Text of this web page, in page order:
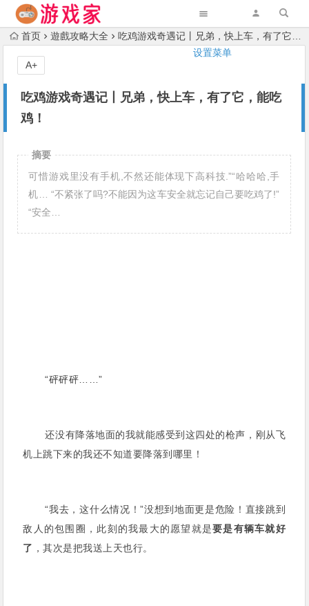
设置菜单
首页 遊戲攻略大全 吃鸡游戏奇遇记丨兄弟，快上车，有了它，能吃鸡！
吃鸡游戏奇遇记丨兄弟，快上车，有了它，能吃
鸡！
A+
摘要
可惜游戏里没有手机,不然还能体现下高科技.”“哈哈哈,手
机… “不紧张了吗?不能因为这车安全就忘记自己要吃鸡了!”
“安全…
“砰砰砰……”
还没有降落地面的我就能感受到这四处的枪声，刚从飞
机上跳下来的我还不知道要降落到哪里！
“我去，这什么情况！”没想到地面更是危险！直接跳到
敌人的包围圈，此刻的我最大的愿望就是要是有辆车就好
了 ，其次是把我送上天也行。